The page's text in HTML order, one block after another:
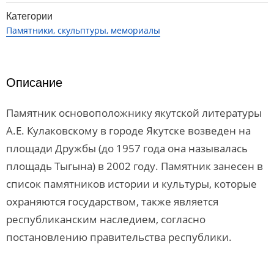
Категории
Памятники, скульптуры, мемориалы
Описание
Памятник основоположнику якутской литературы
А.Е. Кулаковскому в городе Якутске возведен на
площади Дружбы (до 1957 года она называлась
площадь Тыгына) в 2002 году. Памятник занесен в
список памятников истории и культуры, которые
охраняются государством, также является
республиканским наследием, согласно
постановлению правительства республики.